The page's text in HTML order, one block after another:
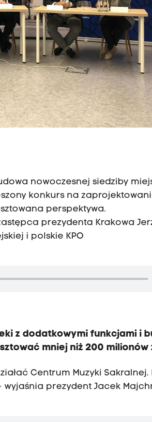
nowoczesnej siedziby
konkurs na
perspektywa.
prezydenta Krakowa
i polskie KPO
z dodatkowymi funkcjami i
mniej niż 200 milionów
Centrum Muzyki Sakralnej.
prezydent Jacek